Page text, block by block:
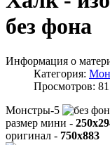
без фона
Информация о
Категория:
Просмотров:
Монстры-5
размер мини -
оригинал - 750x883